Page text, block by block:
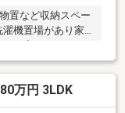
置など収納スペー
機置場があり家
開放感のあるスケ
で徒歩8分♪◇近隣
施設◆◇大阪市立
巽中学校 徒歩5
万円 3LDK